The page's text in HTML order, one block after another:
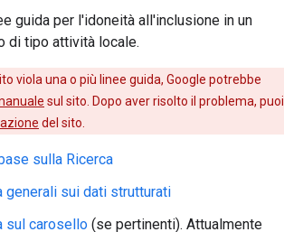
guida per l'idoneità all'inclusione in un
di tipo attività locale.
viola una o più linee guida, Google potrebbe
sul sito. Dopo aver risolto il problema, puoi
del sito.
sulla Ricerca
generali sui dati strutturati
sul carosello (se pertinenti). Attualmente